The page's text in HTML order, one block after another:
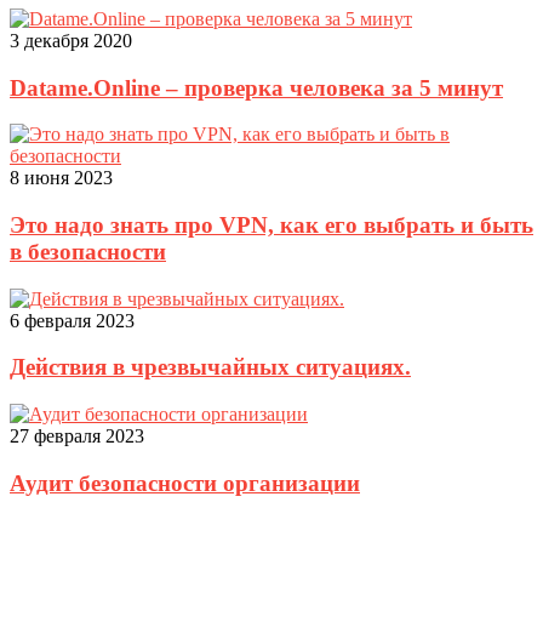
3 декабря 2020
Datame.Online – проверка человека за 5 минут
8 июня 2023
Это надо знать про VPN, как его выбрать и быть
в безопасности
6 февраля 2023
Действия в чрезвычайных ситуациях.
27 февраля 2023
Аудит безопасности организации